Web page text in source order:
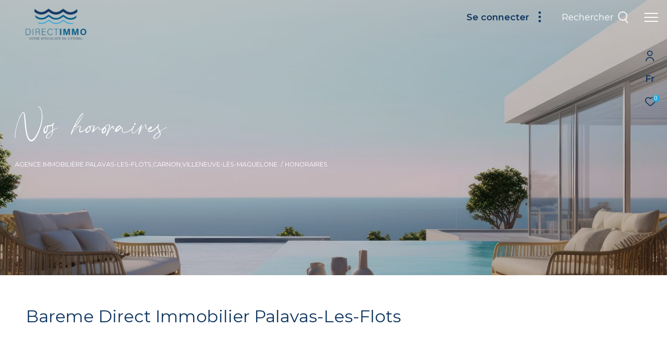
Fr
0
Se connecter Rechercher
No hooaie
AGENCE IMMOBILIÈRE PALAVAS-LES-FLOTS,CARNON,VILLENEUVE-LÈS-MAGUELONE HONORAIRES
Bareme Direct Immobilier Palavas-Les-Flots